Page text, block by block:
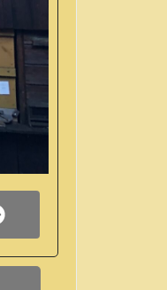
von
er nun